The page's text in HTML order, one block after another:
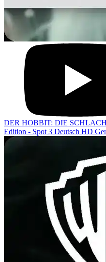
DER HOBBIT: DIE
Edition - Spot 3 Deutsch HD